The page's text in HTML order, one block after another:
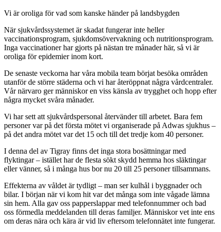
Vi är oroliga för vad som kanske händer på landsbygden
När sjukvårdssystemet är skadat fungerar inte heller
vaccinationsprogram, sjukdomsövervakning och nutritionsprogram.
Inga vaccinationer har gjorts på nästan tre månader här, så vi är
oroliga för epidemier inom kort.
De senaste veckorna har våra mobila team börjat besöka områden
utanför de större städerna och vi har återöppnat några vårdcentraler.
Vår närvaro ger människor en viss känsla av trygghet och hopp efter
några mycket svåra månader.
Vi har sett att sjukvårdspersonal återvänder till arbetet. Bara fem
personer var på det första mötet vi organiserade på Adwas sjukhus –
på det andra mötet var det 15 och till det tredje kom 40 personer.
I denna del av Tigray finns det inga stora bosättningar med
flyktingar – istället har de flesta sökt skydd hemma hos släktingar
eller vänner, så i många hus bor nu 20 till 25 personer tillsammans.
Effekterna av våldet är tydligt – man ser kulhål i byggnader och
bilar. I början när vi kom hit var det många som inte vågade lämna
sin hem. Alla gav oss papperslappar med telefonnummer och bad
oss förmedla meddelanden till deras familjer. Människor vet inte ens
om deras nära och kära är vid liv eftersom telefonnätet inte fungerar.